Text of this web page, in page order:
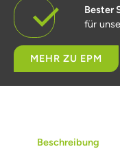
Bester
für
MEHR ZU EPM
Beschreibung